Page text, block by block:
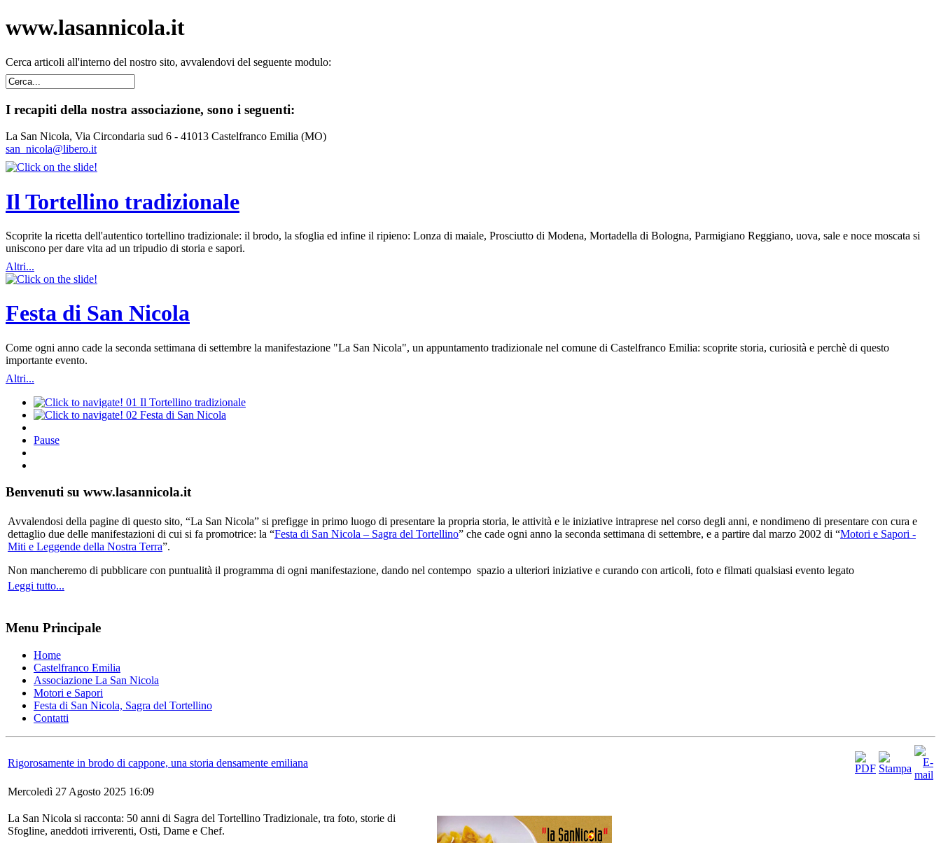
www.lasannicola.it
Cerca articoli all'interno del nostro sito, avvalendovi del seguente modulo:
I recapiti della nostra associazione, sono i seguenti:
La San Nicola, Via Circondaria sud 6 - 41013 Castelfranco Emilia (MO)
san_nicola@libero.it
Il Tortellino tradizionale
Scoprite la ricetta dell'autentico tortellino tradizionale: il brodo, la sfoglia ed infine il ripieno: Lonza di maiale, Prosciutto di Modena, Mortadella di Bologna, Parmigiano Reggiano, uova, sale e noce moscata si
uniscono per dare vita ad un tripudio di storia e sapori.
Altri...
Festa di San Nicola
Come ogni anno cade la seconda settimana di settembre la manifestazione "La San Nicola", un appuntamento tradizionale nel comune di Castelfranco Emilia: scoprite storia, curiosità e perchè di questo
importante evento.
Altri...
01 Il Tortellino tradizionale
02 Festa di San Nicola
Pause
Benvenuti su www.lasannicola.it
Avvalendosi della pagine di questo sito, “La San Nicola” si prefigge in primo luogo di presentare la propria storia, le attività e le iniziative intraprese nel corso degli anni, e nondimeno di presentare con cura e
dettaglio due delle manifestazioni di cui si fa promotrice: la “Festa di San Nicola – Sagra del Tortellino” che cade ogni anno la seconda settimana di settembre, e a partire dal marzo 2002 di “Motori e Sapori -
Miti e Leggende della Nostra Terra”.
Non mancheremo di pubblicare con puntualità il programma di ogni manifestazione, dando nel contempo spazio a ulteriori iniziative e curando con articoli, foto e filmati qualsiasi evento legato
Leggi tutto...
Menu Principale
Home
Castelfranco Emilia
Associazione La San Nicola
Motori e Sapori
Festa di San Nicola, Sagra del Tortellino
Contatti
Rigorosamente in brodo di cappone, una storia densamente emiliana
Mercoledì 27 Agosto 2025 16:09
La San Nicola si racconta: 50 anni di Sagra del Tortellino Tradizionale, tra foto, storie di
Sfogline, aneddoti irriverenti, Osti, Dame e Chef.